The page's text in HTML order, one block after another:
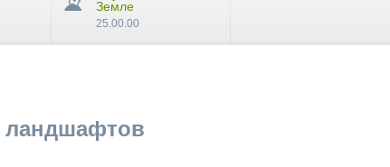
ландшафтов
Земле
25.00.00